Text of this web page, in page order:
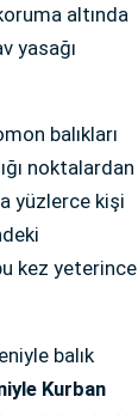
altında
yasağı
balıkları
noktalardan
yüzlerce kişi
kez yeterince
balık
Kurban